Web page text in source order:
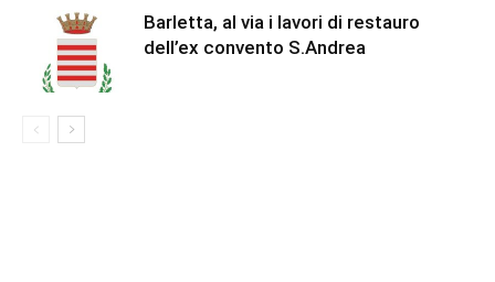
Barletta, al via i lavori di restauro
dell’ex convento S.Andrea